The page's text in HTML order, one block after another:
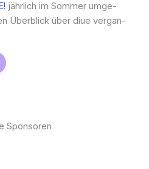
jähr­lich im Som­mer umge­
Über­blick über diue ver­gan­
Sponsoren